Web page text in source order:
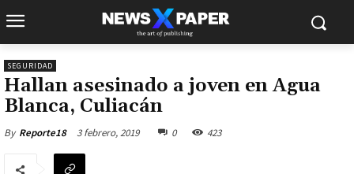
SEGURIDAD
Hallan asesinado a joven en Agua
Blanca, Culiacán
By Reporte18 3 febrero, 2019 0 423